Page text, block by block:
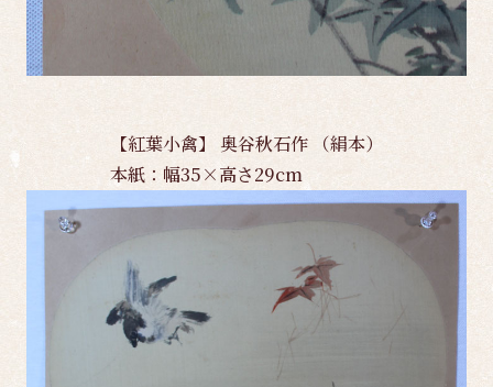
【紅葉小禽】 奥谷秋石作 （絹本）
本紙：幅35×高さ29cm